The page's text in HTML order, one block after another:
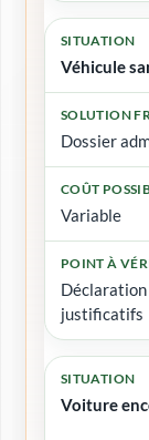
Véhicule
Dossier
Variable
justificatifs
Voiture